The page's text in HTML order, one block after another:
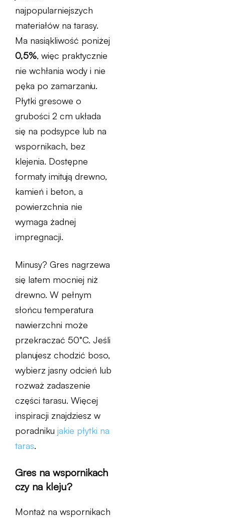
najpopularniejszych
materiałów na tarasy.
Ma nasiąkliwość poniżej
0,5%, więc praktycznie
nie wchłania wody i nie
pęka po zamarzaniu.
Płytki gresowe o
grubości 2 cm układa
się na podsypce lub na
wspornikach, bez
klejenia. Dostępne
formaty imitują drewno,
kamień i beton, a
powierzchnia nie
wymaga żadnej
impregnacji.
Minusy? Gres nagrzewa
się latem mocniej niż
drewno. W pełnym
słońcu temperatura
nawierzchni może
przekraczać 50°C. Jeśli
planujesz chodzić boso,
wybierz jasny odcień lub
rozważ zadaszenie
części tarasu. Więcej
inspiracji znajdziesz w
poradniku jakie płytki na
taras.
Gres na wspornikach
czy na kleju?
Montaż na wspornikach